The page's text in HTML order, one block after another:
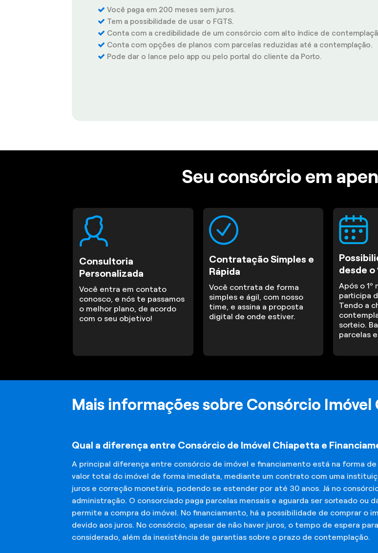
Você paga em 200 meses sem juros.
Tem a possibilidade de usar o FGTS.
Conta com a credibilidade de um consórcio com alto índice de
Conta com opções de planos com parcelas reduzidas até a contemplação.
Pode dar o lance pelo app ou pelo portal do cliente da Porto.
Seu consórcio em
Consultoria
Personalizada
Você entra em contato
conosco, e nós te passamos
o melhor plano, de acordo
com o seu objetivo!
Contratação Simples e
Rápida
Você contrata de forma
simples e ágil, com nosso
time, e assina a proposta
digital de onde estiver.
desde o
Após o 1º
participa
Tendo a
sorteio.
parcelas
Mais informações sobre Consórcio Imóvel
Qual a diferença entre Consórcio de Imóvel Chiapetta e
A principal diferença entre consórcio de imóvel e financiamento está na forma
valor total do imóvel de forma imediata, mediante um contrato com uma
juros e correção monetária, podendo se estender por até 30 anos. Já no
administração. O consorciado paga parcelas mensais e aguarda ser sorteado ou
permite a compra do imóvel. No financiamento, há a possibilidade de comprar o
devido aos juros. No consórcio, apesar de não haver juros, o tempo de espera
considerado, além da inexistência de garantias sobre o prazo de contemplação.